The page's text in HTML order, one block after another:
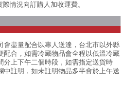
情況向訂購人加收運費。
會盡量配合以專人送達，台北市以外縣
配合，如需冷藏物品會全程以低溫冷藏
分上下午二個時段，如需指定送貨時
中註明，如未註明物品多半會於上午送